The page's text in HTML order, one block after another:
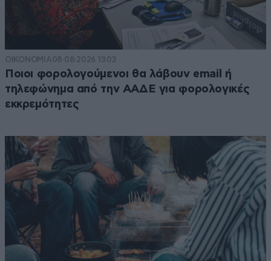
ΟΙΚΟΝΟΜΙΑ08·08·2026 13:03
Ποιοι φορολογούμενοι θα λάβουν email ή
τηλεφώνημα από την ΑΑΔΕ για φορολογικές
εκκρεμότητες